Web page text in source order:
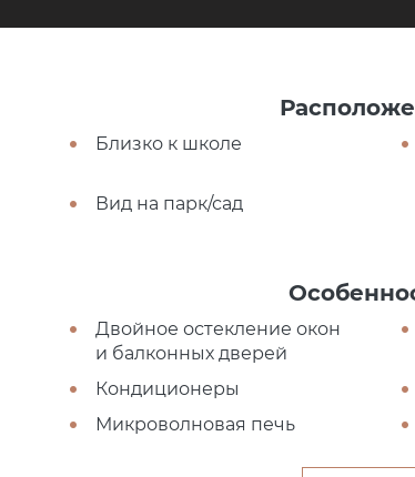
Близко к школе
Вид на парк/сад
Двойное остекление окон
и балконных дверей
Кондиционеры
Микроволновая печь